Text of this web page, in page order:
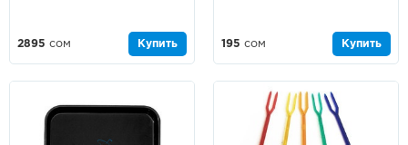
2895 сом Купить 195 сом Купить